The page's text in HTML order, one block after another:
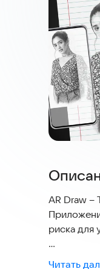
AR Draw –
риска для
Читать